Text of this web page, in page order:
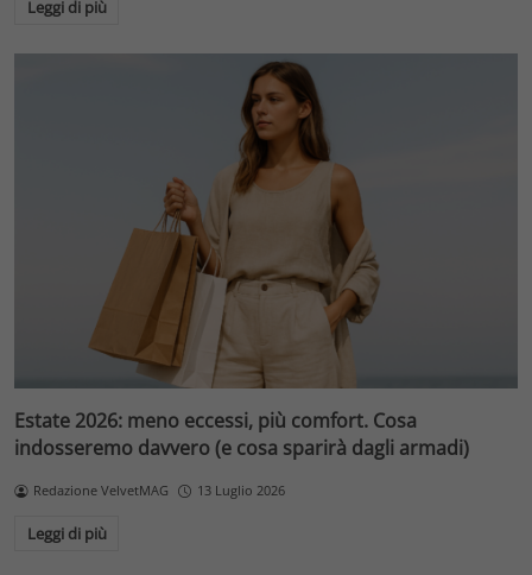
Leggi di più
Estate 2026: meno eccessi, più comfort. Cosa
indosseremo davvero (e cosa sparirà dagli armadi)
Redazione VelvetMAG 13 Luglio 2026
Leggi di più